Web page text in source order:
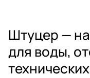
Штуцер —
для воды,